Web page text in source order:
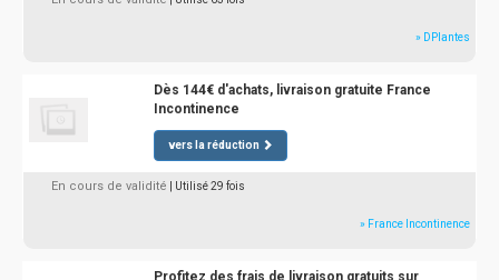
» DPlantes
Dès 144€ d'achats, livraison gratuite France
Incontinence
vers la réduction
En cours de validité | Utilisé 29 fois
» France Incontinence
Profitez des frais de livraison gratuits sur